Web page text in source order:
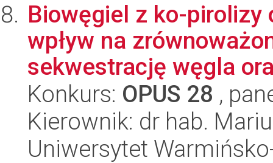
Biowęgiel z ko-pirolizy
wpływ na
sekwestrację węgla
Konkurs: OPUS 28 ,
Kierownik: dr hab.
Uniwersytet